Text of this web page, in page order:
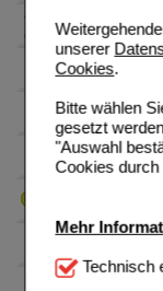
unserer
Cookies.
Bitte wählen
gesetzt
"Auswahl
Cookies
Mehr
Technisch
Technisch